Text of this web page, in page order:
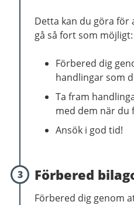
Detta kan du göra för
gå så fort som möjligt:
Förbered dig
handlingar som
Ta fram
med dem när du
Ansök i god tid!
3 Förbered
Förbered dig genom